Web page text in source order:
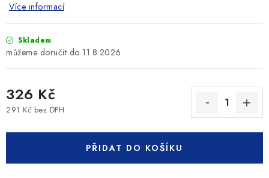
Více informací
Skladem
11.8.2026
326 Kč
291 Kč bez DPH
PŘIDAT DO KOŠÍKU